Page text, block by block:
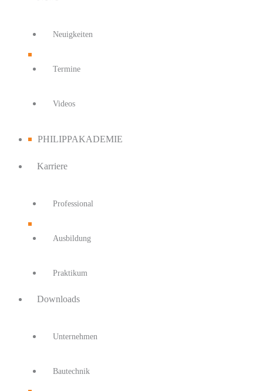
Neuigkeiten
Termine
Videos
PHILIPPAKADEMIE
Karriere
Professional
Ausbildung
Praktikum
Downloads
Unternehmen
Bautechnik